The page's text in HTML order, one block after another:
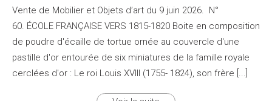
Vente de Mobilier et Objets d’art du 9 juin 2026. N°
60. ÉCOLE FRANÇAISE VERS 1815-1820 Boite en composition
de poudre d'écaille de tortue ornée au couvercle d'une
pastille d'or entourée de six miniatures de la famille royale
cerclées d'or : Le roi Louis XVIII (1755- 1824), son frère [...]